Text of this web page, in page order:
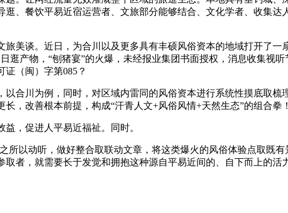
、餐饮平易近宿运营者、文旅部分能够结合、文化学者、收集达
谈。近日，为合川以及更多具有丰硕风俗资本的地域打开了一
产物，“刨猪宴”的火爆，未经报业集团书面授权，消息收集视听
证（闽）字第085？
川为例，同时，对区域内雷同的风俗资本进行系统性摸底取梳
，改善根本前提，构成“汗青人文+风俗风情+天然生态”的组合拳！
，促进人平易近福祉。同时。
以动听，做好整合取联动文章，将这类爆火的风俗体验点取既有
者，就需要长于发觉和拥抱这种源自平易近间的、自下而上的活